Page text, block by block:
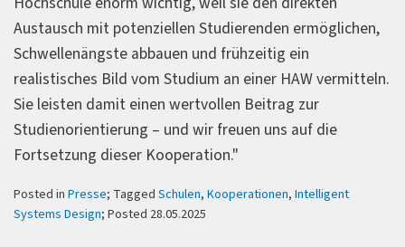
Austausch mit potenziellen Studierenden ermöglichen,
Schwellenängste abbauen und frühzeitig ein
realistisches Bild vom Studium an einer HAW vermitteln.
Sie leisten damit einen wertvollen Beitrag zur
Studienorientierung – und wir freuen uns auf die
Fortsetzung dieser Kooperation."
Posted in Presse; Tagged Schulen, Kooperationen, Intelligent
Systems Design; Posted 28.05.2025